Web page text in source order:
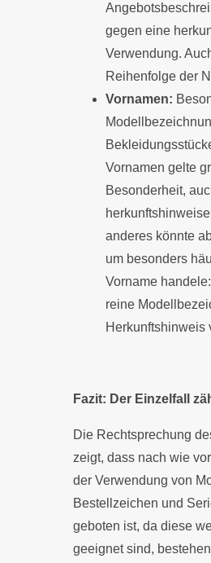
gegen eine
Verwendung.
Reihenfolge der
Vornamen:
Vornamen gelte
Besonderheit,
anderes könnte
um besonders
Vorname
reine
Herkunftshinweis
Fazit: Der Einzelfall
Die Rechtsprechung
zeigt, dass nach wie
der Verwendung von
Bestellzeichen und
geboten ist, da diese
geeignet sind,